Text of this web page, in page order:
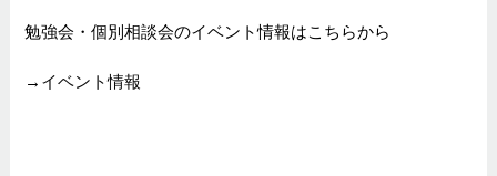
勉強会・個別相談会のイベント情報はこちらから
→ イベント情報